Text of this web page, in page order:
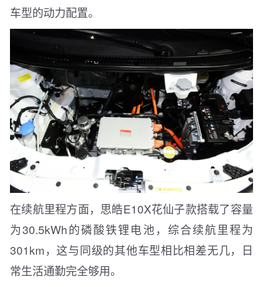
车型的动力配置。
在续航里程方面，思皓E10X花仙子款搭载了容量
为30.5kWh的磷酸铁锂电池，综合续航里程为
301km，这与同级的其他车型相比相差无几，日
常生活通勤完全够用。